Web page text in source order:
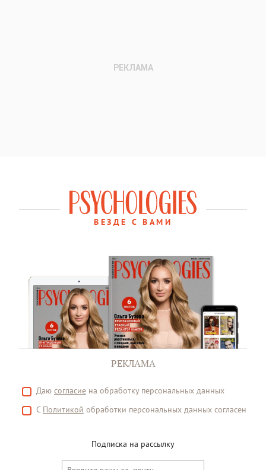
ВЕЗДЕ С ВАМИ
РЕКЛАМА
Даю согласие на обработку персональных данных
С Политикой обработки персональных данных согласен
Подписка на рассылку